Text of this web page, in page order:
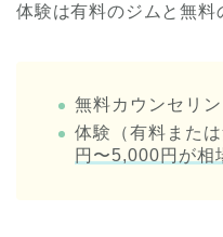
体験は有料のジムと無料
無料カウンセリ
体験（有料または
円〜5,000円が相